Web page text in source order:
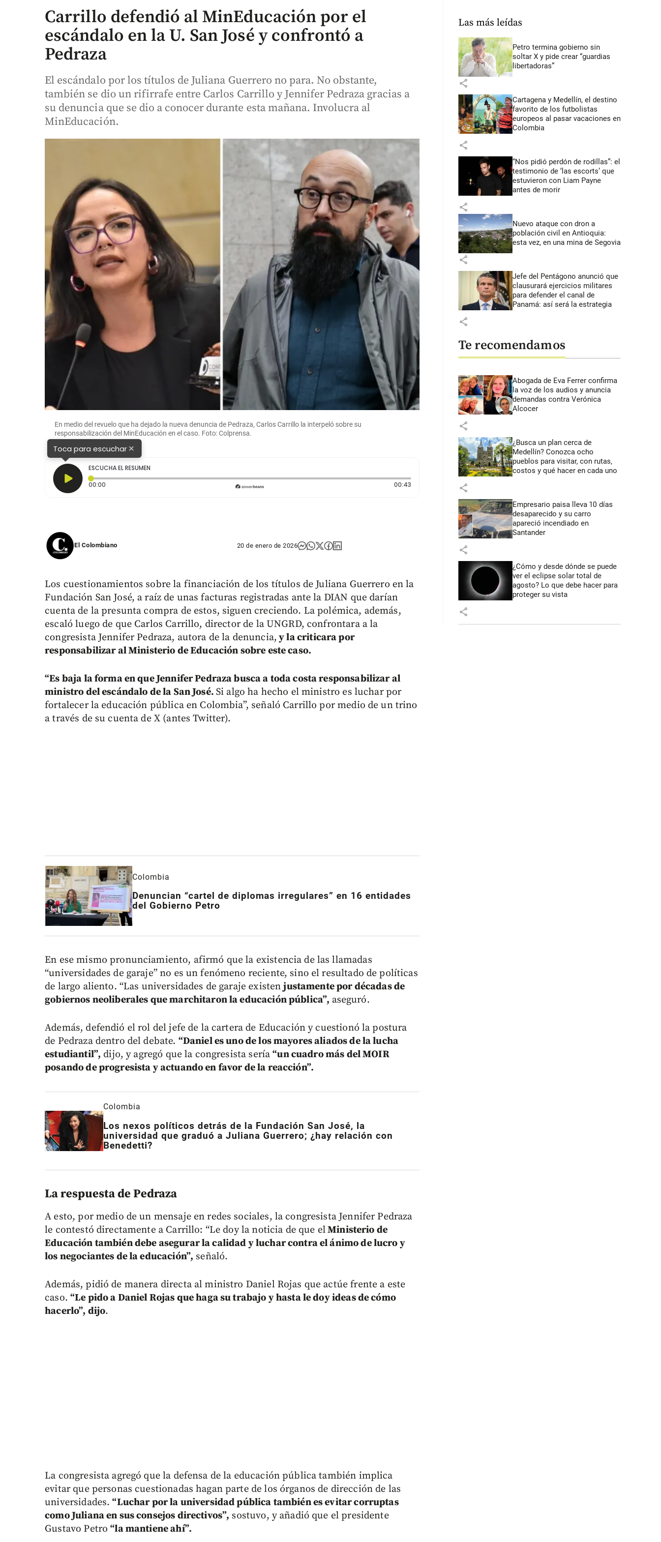
Carrillo defendió al MinEducación por el
escándalo en la U. San José y confrontó a
Pedraza
El escándalo por los títulos de Juliana Guerrero no para. No obstante,
también se dio un rifirrafe entre Carlos Carrillo y Jennifer Pedraza gracias a
su denuncia que se dio a conocer durante esta mañana. Involucra al
MinEducación.
En medio del revuelo que ha dejado la nueva denuncia de Pedraza, Carlos Carrillo la interpeló sobre su
responsabilización del MinEducación en el caso. Foto: Colprensa.
Toca para escuchar×
ESCUCHA EL RESUMEN
00:00
00:43Duración: 43 segundos
El Colombiano 20 de enero de 2026
Los cuestionamientos sobre la financiación de los títulos de Juliana Guerrero en la
Fundación San José, a raíz de unas facturas registradas ante la DIAN que darían
cuenta de la presunta compra de estos, siguen creciendo. La polémica, además,
escaló luego de que Carlos Carrillo, director de la UNGRD, confrontara a la
congresista Jennifer Pedraza, autora de la denuncia, y la criticara por
responsabilizar al Ministerio de Educación sobre este caso.
“Es baja la forma en que Jennifer Pedraza busca a toda costa responsabilizar al
ministro del escándalo de la San José.Si algo ha hecho el ministro es luchar por
fortalecer la educación pública en Colombia”, señaló Carrillo por medio de un trino
a través de su cuenta de X (antes Twitter).
Colombia
Denuncian “cartel de diplomas irregulares” en 16 entidades
del Gobierno Petro
En ese mismo pronunciamiento, afirmó que la existencia de las llamadas
“universidades de garaje” no es un fenómeno reciente, sino el resultado de políticas
de largo aliento. “Las universidades de garaje existenjustamente por décadas de
gobiernos neoliberales que marchitaron la educación pública”, aseguró.
Además, defendió el rol del jefe de la cartera de Educación y cuestionó la postura
de Pedraza dentro del debate. “Daniel es uno de los mayores aliados de la lucha
estudiantil”, dijo, y agregó que la congresista sería“un cuadro más del MOIR
posando de progresista y actuando en favor de la reacción”.
Colombia
Los nexos políticos detrás de la Fundación San José, la
universidad que graduó a Juliana Guerrero; ¿hay relación con
Benedetti?
La respuesta de Pedraza
A esto, por medio de un mensaje en redes sociales, la congresista Jennifer Pedraza
le contestó directamente a Carrillo: “Le doy la noticia de que elMinisterio de
Educación también debe asegurar la calidad y luchar contra el ánimo de lucro y
los negociantes de la educación”, señaló.
Además, pidió de manera directa al ministro Daniel Rojas que actúe frente a este
caso.“Le pido a Daniel Rojas que haga su trabajo y hasta le doy ideas de cómo
hacerlo”, dijo.
La congresista agregó que la defensa de la educación pública también implica
evitar que personas cuestionadas hagan parte de los órganos de dirección de las
universidades.“Luchar por la universidad pública también es evitar corruptas
como Juliana en sus consejos directivos”, sostuvo, y añadió que el presidente
Gustavo Petro“la mantiene ahí”.
Las más leídas
Petro termina gobierno sin
soltar X y pide crear “guardias
libertadoras”
share
Cartagena y Medellín, el destino
favorito de los futbolistas
europeos al pasar vacaciones en
Colombia
share
“Nos pidió perdón de rodillas”: el
testimonio de ‘las escorts’ que
estuvieron con Liam Payne
antes de morir
share
Nuevo ataque con dron a
población civil en Antioquia:
esta vez, en una mina de Segovia
share
Jefe del Pentágono anunció que
clausurará ejercicios militares
para defender el canal de
Panamá: así será la estrategia
share
Te recomendamos
Abogada de Eva Ferrer confirma
la voz de los audios y anuncia
demandas contra Verónica
Alcocer
share
¿Busca un plan cerca de
Medellín? Conozca ocho
pueblos para visitar, con rutas,
costos y qué hacer en cada uno
share
Empresario paisa lleva 10 días
desaparecido y su carro
apareció incendiado en
Santander
share
¿Cómo y desde dónde se puede
ver el eclipse solar total de
agosto? Lo que debe hacer para
proteger su vista
share